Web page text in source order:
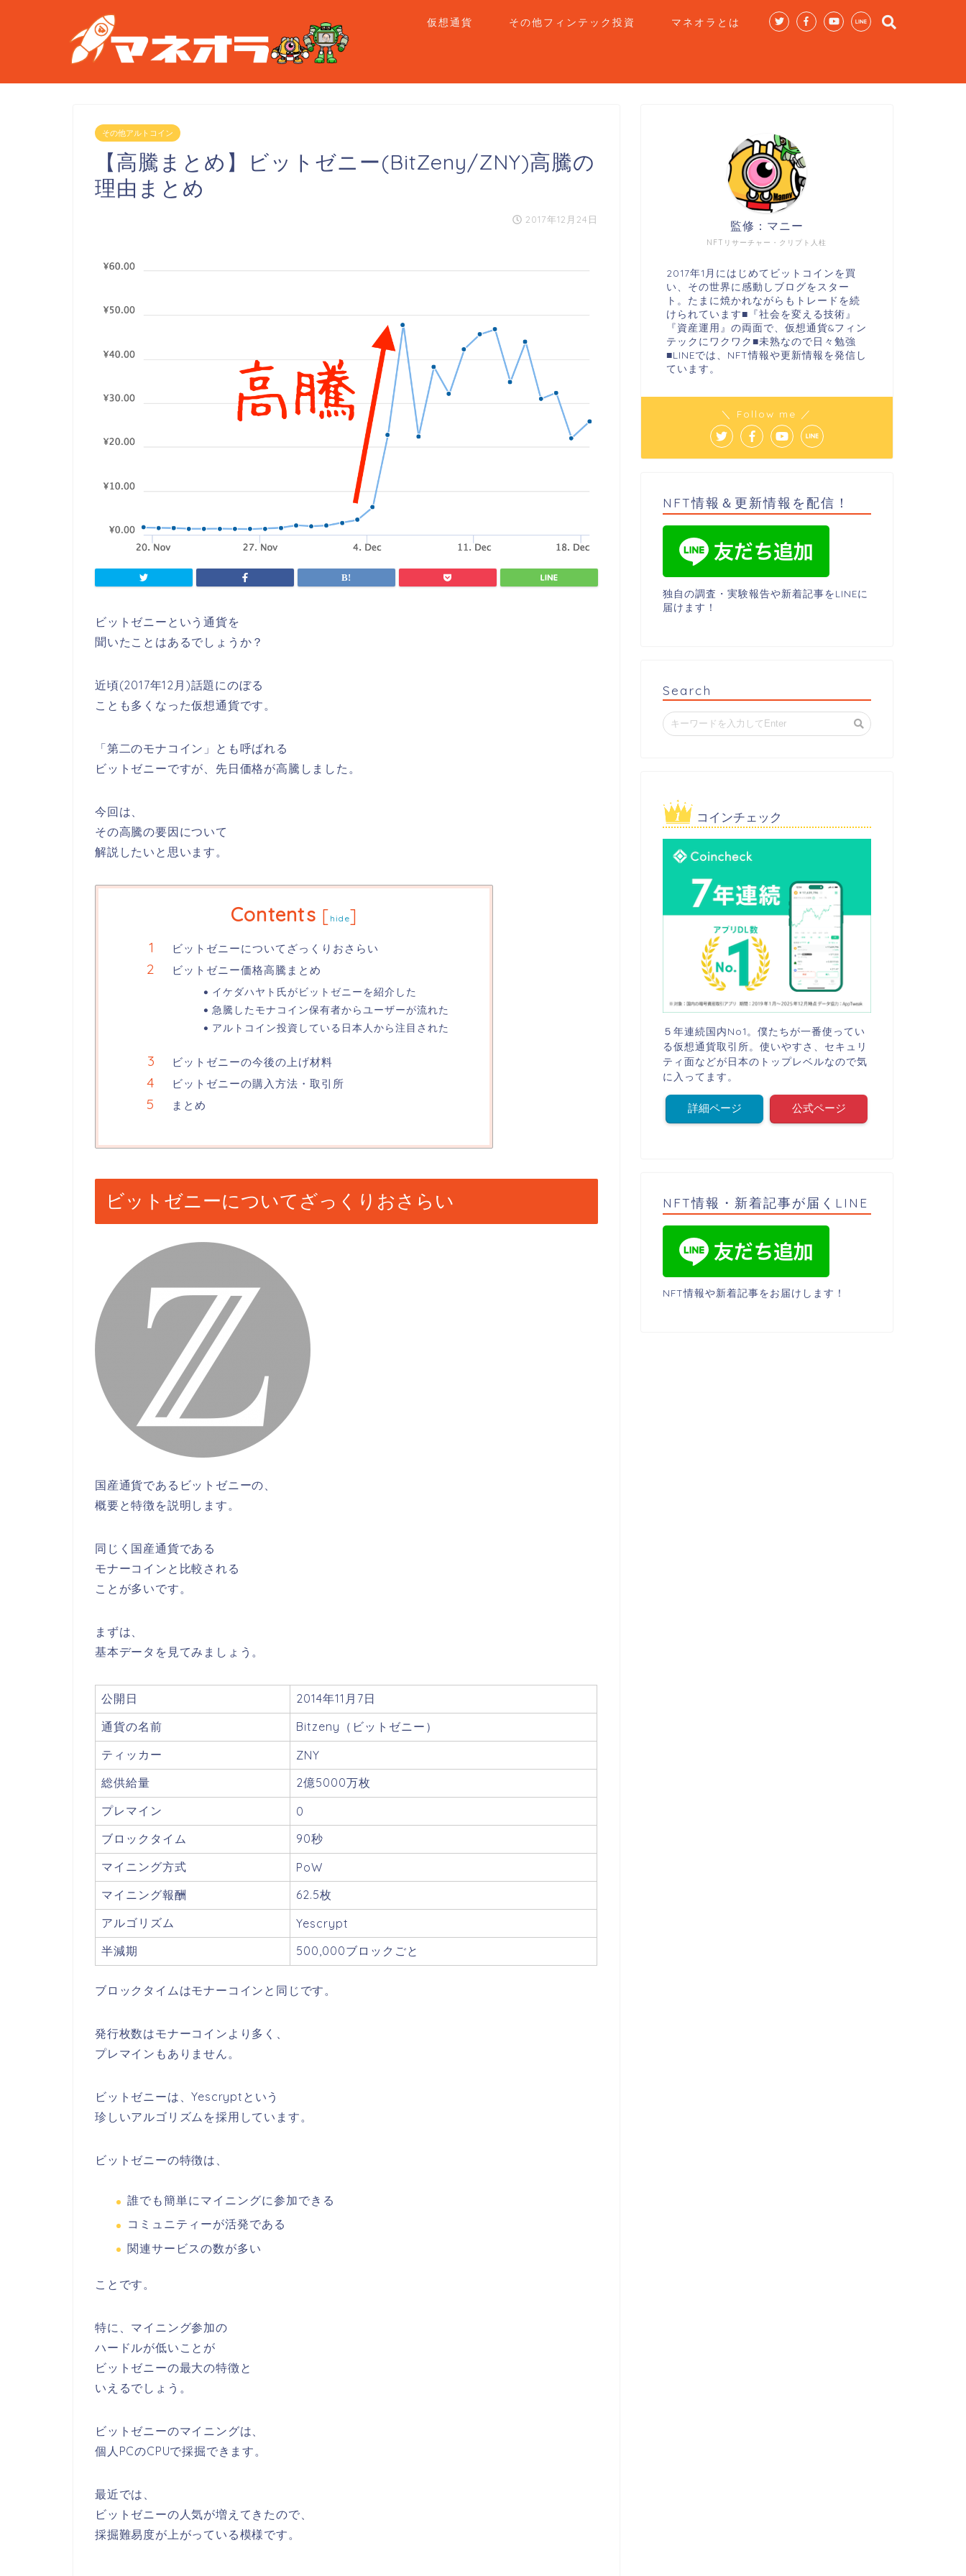
仮想通貨 その他フィンテック投資 マネオラとは
その他アルトコイン
【高騰まとめ】ビットゼニー(BitZeny/ZNY)高騰の
理由まとめ
2017年12月24日
ビットゼニーという通貨を
聞いたことはあるでしょうか？
近頃(2017年12月)話題にのぼる
ことも多くなった仮想通貨です。
「第二のモナコイン」とも呼ばれる
ビットゼニーですが、先日価格が高騰しました。
今回は、
その高騰の要因について
解説したいと思います。
Contents [ hide]
ビットゼニーについてざっくりおさらい
ビットゼニー価格高騰まとめ
イケダハヤト氏がビットゼニーを紹介した
急騰したモナコイン保有者からユーザーが流れた
アルトコイン投資している日本人から注目された
ビットゼニーの今後の上げ材料
ビットゼニーの購入方法・取引所
まとめ
ビットゼニーについてざっくりおさらい
国産通貨であるビットゼニーの、
概要と特徴を説明します。
同じく国産通貨である
モナーコインと比較される
ことが多いです。
まずは、
基本データを見てみましょう。
公開日
2014年11月7日
通貨の名前
Bitzeny（ビットゼニー）
ティッカー
ZNY
総供給量
2億5000万枚
プレマイン
0
ブロックタイム
90秒
マイニング方式
PoW
マイニング報酬
62.5枚
アルゴリズム
Yescrypt
半減期
500,000ブロックごと
ブロックタイムはモナーコインと同じです。
発行枚数はモナーコインより多く、
プレマインもありません。
ビットゼニーは、Yescrypt という
珍しいアルゴリズムを採用しています。
ビットゼニーの特徴は、
誰でも簡単にマイニングに参加できる
コミュニティーが活発である
関連サービスの数が多い
ことです。
特に、 マイニング参加の
ハードルが低い ことが
ビットゼニーの最大の特徴と
いえるでしょう。
ビットゼニーのマイニングは、
個人PCのCPUで採掘できます。
最近では、
ビットゼニーの人気が増えてきたので、
採掘難易度が上がっている模様です。
NFTリサーチャー・クリプト人柱
監修：マニー
2017年1月にはじめてビットコインを買
い、その世界に感動しブログをスター
ト。たまに焼かれながらもトレードを続
けられています■『社会を変える技術』
『資産運用』の両面で、仮想通貨&フィン
テックにワクワク■未熟なので日々勉強
■LINEでは、NFT情報や更新情報を発信し
ています。
＼ Follow me ／
NFT情報＆更新情報を配信！
独自の調査・実験報告や新着記事をLINEに
届けます！
Search
コインチェック
５年連続国内No1。僕たちが一番使ってい
る仮想通貨取引所。使いやすさ、セキュリ
ティ面などが日本のトップレベルなので気
に入ってます。
詳細ページ 公式ページ
NFT情報・新着記事が届くLINE
NFT情報や新着記事をお届けします！